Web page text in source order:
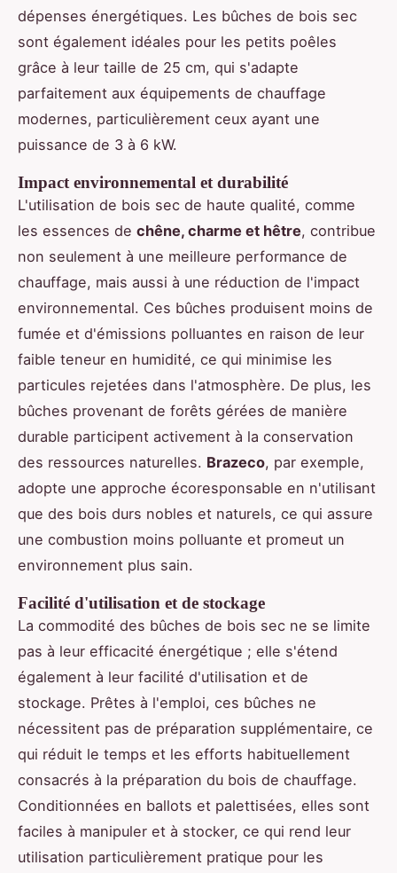
dépenses énergétiques. Les bûches de bois sec
sont également idéales pour les petits poêles
grâce à leur taille de 25 cm, qui s'adapte
parfaitement aux équipements de chauffage
modernes, particulièrement ceux ayant une
puissance de 3 à 6 kW.
Impact environnemental et durabilité
L'utilisation de bois sec de haute qualité, comme
les essences de chêne, charme et hêtre, contribue
non seulement à une meilleure performance de
chauffage, mais aussi à une réduction de l'impact
environnemental. Ces bûches produisent moins de
fumée et d'émissions polluantes en raison de leur
faible teneur en humidité, ce qui minimise les
particules rejetées dans l'atmosphère. De plus, les
bûches provenant de forêts gérées de manière
durable participent activement à la conservation
des ressources naturelles. Brazeco, par exemple,
adopte une approche écoresponsable en n'utilisant
que des bois durs nobles et naturels, ce qui assure
une combustion moins polluante et promeut un
environnement plus sain.
Facilité d'utilisation et de stockage
La commodité des bûches de bois sec ne se limite
pas à leur efficacité énergétique ; elle s'étend
également à leur facilité d'utilisation et de
stockage. Prêtes à l'emploi, ces bûches ne
nécessitent pas de préparation supplémentaire, ce
qui réduit le temps et les efforts habituellement
consacrés à la préparation du bois de chauffage.
Conditionnées en ballots et palettisées, elles sont
faciles à manipuler et à stocker, ce qui rend leur
utilisation particulièrement pratique pour les